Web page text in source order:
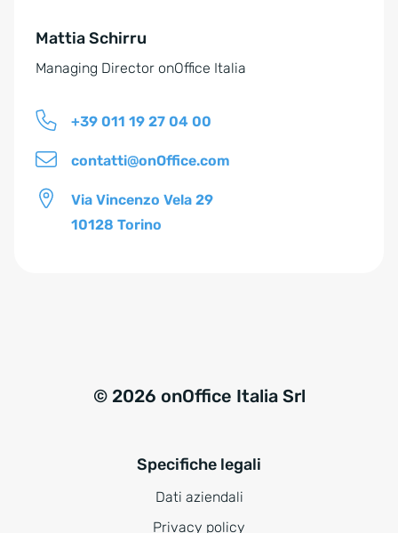
:Mattia Schirru
Managing Director onOffice Italia
+39 011 19 27 04 00
contatti@onOffice.com
Via Vincenzo Vela 29
10128 Torino
© 2026 onOffice Italia Srl
Specifiche legali
Dati aziendali
Privacy policy